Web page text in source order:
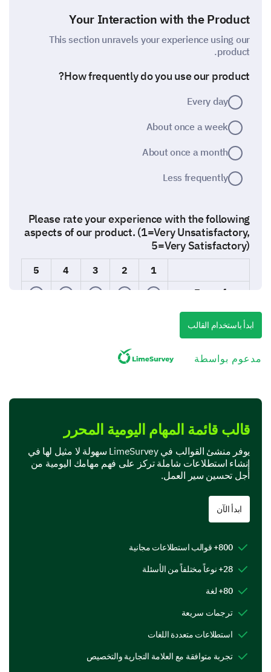
Your Interaction with the Product
This section unravels your experience using our
product.
How frequently do you use our product?
Every day
About once a week
About once a month
Less frequently
Please rate your experience with the following
aspects of our product. (1=Very Unsatisfactory,
5=Very Satisfactory)
1
2
3
4
5
Ease of use
Quality
Performance
Value for money
In this section, we are interested in your perspective
on specific features of our product.
Which features of our product do you find most
useful? (Select all that apply)
Feature A
Feature D
product, what would it be and why?
ابدأ باستخدام القالب
مدعوم بواسطة
قالب قائمة المهام اليومية المحرر
يوفر منشئ القوالب في LimeSurvey سهولة لا مثيل لها في
إنشاء استطلاعات شاملة تركز على فهم مهامك اليومية من
أجل تحسين سير العمل.
ابدأ الآن
800+ قوالب استطلاعات مجانية
28+ نوعاً مختلفاً من الأسئلة
80+ لغة
ترجمات سريعة
استطلاعات متعددة اللغات
تجربة متوافقة مع العلامة التجارية والتخصيص